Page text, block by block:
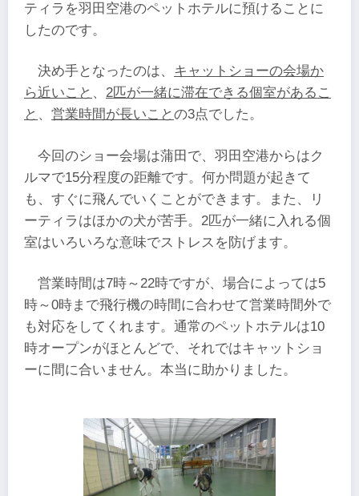
ティラを羽田空港のペットホテルに預けることに
したのです。
決め手となったのは、 キャットショーの会場か
ら近いこと 、 2匹が一緒に滞在できる個室があるこ
と 、 営業時間が長いことの3点でした。
今回のショー会場は蒲田で、羽田空港からはク
ルマで15分程度の距離です。何か問題が起きて
も、すぐに飛んでいくことができます。また、リ
ーティラはほかの犬が苦手。2匹が一緒に入れる個
室はいろいろな意味でストレスを防げます。
営業時間は7時～22時ですが、場合によっては5
時～0時まで飛行機の時間に合わせて営業時間外で
も対応をしてくれます。通常のペットホテルは10
時オープンがほとんどで、それではキャットショ
ーに間に合いません。本当に助かりました。